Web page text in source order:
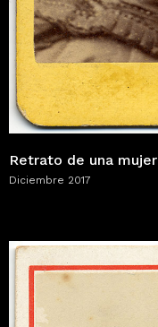
Retrato de una mujer
Diciembre 2017